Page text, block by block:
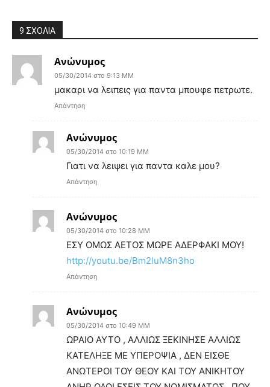
9 ΣΧΟΛΙΑ
Ανώνυμος
05/30/2014 στο 9:13 ΜΜ
μακαρι να λειπεις για παντα μπουφε πετρωτε.
Απάντηση
Ανώνυμος
05/30/2014 στο 10:19 ΜΜ
Γιατι να λειψει για παντα καλε μου?
Απάντηση
Ανώνυμος
05/30/2014 στο 10:28 ΜΜ
ΕΣΥ ΟΜΩΣ ΑΕΤΟΣ ΜΩΡΕ ΑΔΕΡΦΑΚΙ ΜΟΥ!
http://youtu.be/Bm2luM8n3ho
Απάντηση
Ανώνυμος
05/30/2014 στο 10:49 ΜΜ
ΩΡΑΙΟ ΑΥΤΟ , ΑΛΛΙΩΣ ΞΕΚΙΝΗΣΕ ΑΛΛΙΩΣ
ΚΑΤΕΛΗΞΕ ΜΕ ΥΠΕΡΟΨΙΑ , ΔΕΝ ΕΙΣΘΕ
ΑΝΩΤΕΡΟΙ ΤΟΥ ΘΕΟΥ ΚΑΙ ΤΟΥ ΑΝΙΚΗΤΟΥ